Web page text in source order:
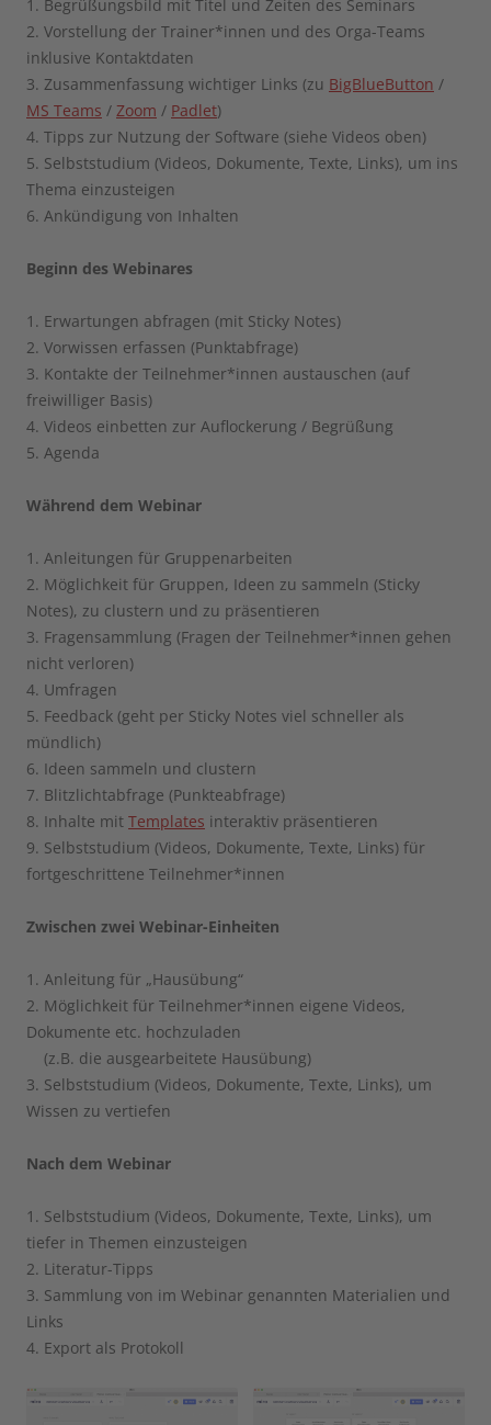
1. Begrüßungsbild mit Titel und Zeiten des Seminars
2. Vorstellung der Trainer*innen und des Orga-Teams
inklusive Kontaktdaten
3. Zusammenfassung wichtiger Links (zu BigBlueButton /
MS Teams / Zoom / Padlet)
4. Tipps zur Nutzung der Software (siehe Videos oben)
5. Selbststudium (Videos, Dokumente, Texte, Links), um ins
Thema einzusteigen
6. Ankündigung von Inhalten
Beginn des Webinares
1. Erwartungen abfragen (mit Sticky Notes)
2. Vorwissen erfassen (Punktabfrage)
3. Kontakte der Teilnehmer*innen austauschen (auf
freiwilliger Basis)
4. Videos einbetten zur Auflockerung / Begrüßung
5. Agenda
Während dem Webinar
1. Anleitungen für Gruppenarbeiten
2. Möglichkeit für Gruppen, Ideen zu sammeln (Sticky
Notes), zu clustern und zu präsentieren
3. Fragensammlung (Fragen der Teilnehmer*innen gehen
nicht verloren)
4. Umfragen
5. Feedback (geht per Sticky Notes viel schneller als
mündlich)
6. Ideen sammeln und clustern
7. Blitzlichtabfrage (Punkteabfrage)
8. Inhalte mit Templates interaktiv präsentieren
9. Selbststudium (Videos, Dokumente, Texte, Links) für
fortgeschrittene Teilnehmer*innen
Zwischen zwei Webinar-Einheiten
1. Anleitung für „Hausübung“
2. Möglichkeit für Teilnehmer*innen eigene Videos,
Dokumente etc. hochzuladen
(z.B. die ausgearbeitete Hausübung)
3. Selbststudium (Videos, Dokumente, Texte, Links), um
Wissen zu vertiefen
Nach dem Webinar
1. Selbststudium (Videos, Dokumente, Texte, Links), um
tiefer in Themen einzusteigen
2. Literatur-Tipps
3. Sammlung von im Webinar genannten Materialien und
Links
4. Export als Protokoll